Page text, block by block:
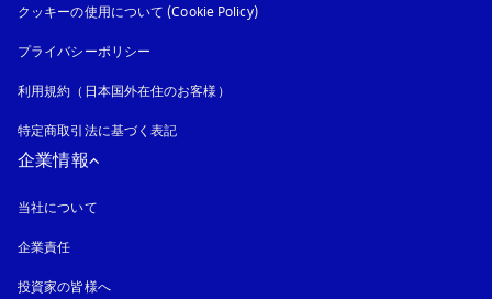
クッキーの使用について (Cookie Policy)新しいタブに表示されます
プライバシーポリシー
利用規約（日本国外在住のお客様）
特定商取引法に基づく表記
企業情報
当社について
企業責任
投資家の皆様へ